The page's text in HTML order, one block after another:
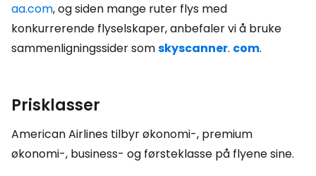
aa.com, og siden mange ruter flys med
konkurrerende flyselskaper, anbefaler vi å bruke
sammenligningssider somskyscanner. com.
Prisklasser
American Airlines tilbyr økonomi-, premium
økonomi-, business- og førsteklasse på flyene sine.